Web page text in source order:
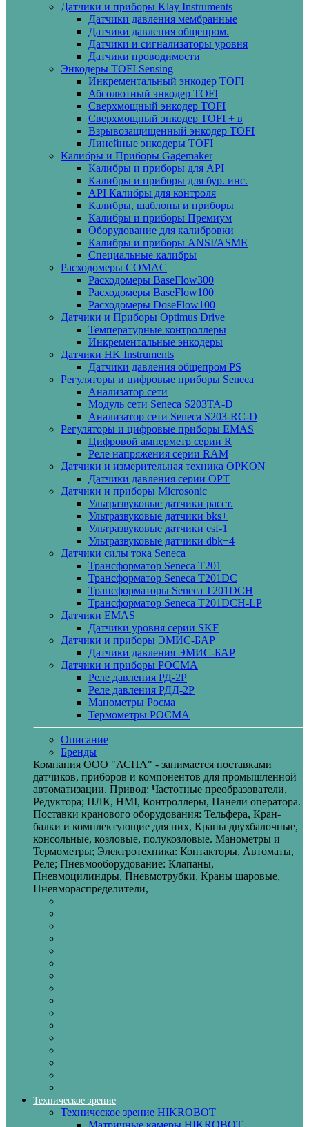
Датчики и приборы Klay Instruments
Датчики давления мембранные
Датчики давления общепром.
Датчики и сигнализаторы уровня
Датчики проводимости
Энкодеры TOFI Sensing
Инкрементальный энкодер TOFI
Абсолютный энкодер TOFI
Сверхмощный энкодер TOFI
Сверхмощный энкодер TOFI + в
Взрывозащищенный энкодер TOFI
Линейные энкодеры TOFI
Калибры и Приборы Gagemaker
Калибры и приборы для API
Калибры и приборы для бур. инс.
API Калибры для контроля
Калибры, шаблоны и приборы
Калибры и приборы Премиум
Оборудование для калибровки
Калибры и приборы ANSI/ASME
Специальные калибры
Расходомеры COMAC
Расходомеры BaseFlow300
Расходомеры BaseFlow100
Расходомеры DoseFlow100
Датчики и Приборы Optimus Drive
Температурные контроллеры
Инкрементальные энкодеры
Датчики HK Instruments
Датчики давления общепром PS
Регуляторы и цифровые приборы Seneca
Анализатор сети
Модуль сети Seneca S203TA-D
Анализатор сети Seneca S203-RC-D
Регуляторы и цифровые приборы EMAS
Цифровой амперметр серии R
Реле напряжения серии RAM
Датчики и измерительная техника OPKON
Датчики давления серии OPT
Датчики и приборы Microsonic
Ультразвуковые датчики расст.
Ультразвуковые датчики bks+
Ультразвуковые датчики esf-1
Ультразвуковые датчики dbk+4
Датчики силы тока Seneca
Трансформатор Seneca T201
Трансформатор Seneca T201DC
Трансформаторы Seneca T201DCH
Трансформатор Seneca T201DCH-LP
Датчики EMAS
Датчики уровня серии SKF
Датчики и приборы ЭМИС-БАР
Датчики давления ЭМИС-БАР
Датчики и приборы РОСМА
Реле давления РД-2Р
Реле давления РДД-2Р
Манометры Росма
Термометры РОСМА
Описание
Бренды
Компания ООО "АСПА" - занимается поставками
датчиков, приборов и компонентов для промышленной
автоматизации. Привод: Частотные преобразователи,
Редуктора; ПЛК, HMI, Контроллеры, Панели оператора.
Поставки кранового оборудования: Тельфера, Кран-
балки и комплектующие для них, Краны двухбалочные,
консольные, козловые, полукозловые. Манометры и
Термометры; Электротехника: Контакторы, Автоматы,
Реле; Пневмооборудование: Клапаны,
Пневмоцилиндры, Пневмотрубки, Краны шаровые,
Пневмораспределители,
Техническое зрение
Техническое зрение HIKROBOT
Матричные камеры HIKROBOT